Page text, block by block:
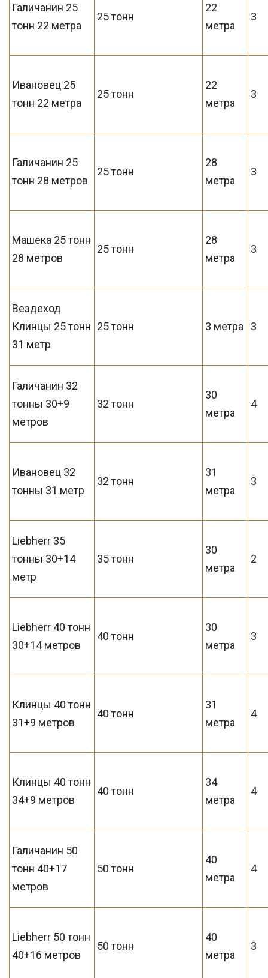
Галичанин 25
тонн 22 метра
25 тонн
22
метра
3
Ивановец 25
тонн 22 метра
25 тонн
22
метра
3
Галичанин 25
тонн 28 метров
25 тонн
28
метра
3
Машека 25 тонн
28 метров
25 тонн
28
метра
3
Вездеход
Клинцы 25 тонн
31 метр
25 тонн 3 метра 3
Галичанин 32
тонны 30+9
метров
32 тонн
30
метра
4
Ивановец 32
тонны 31 метр
32 тонн
31
метра
3
Liebherr 35
тонны 30+14
метр
35 тонн
30
метра
2
Liebherr 40 тонн
30+14 метров
40 тонн
30
метра
3
Клинцы 40 тонн
31+9 метров
40 тонн
31
метра
4
Клинцы 40 тонн
34+9 метров
40 тонн
34
метра
4
Галичанин 50
тонн 40+17
метров
50 тонн
40
метра
4
Liebherr 50 тонн
40+16 метров
50 тонн
40
метра
3